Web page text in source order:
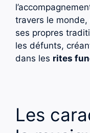
travers le
ses propres
les défunts,
dans les rites
Les